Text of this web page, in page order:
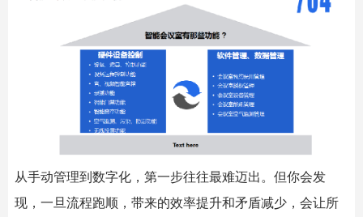
从手动管理到数字化，第一步往往最难迈出。但你会发
现，一旦流程跑顺，带来的效率提升和矛盾减少，会让所